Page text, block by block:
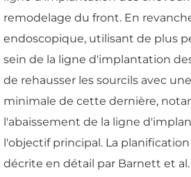
remodelage du front. En
endoscopique, utilisant de plus
sein de la ligne d'implantation
de rehausser les sourcils avec
minimale de cette dernière,
l'abaissement de la ligne
l'objectif principal. La
décrite en détail par Barnett et